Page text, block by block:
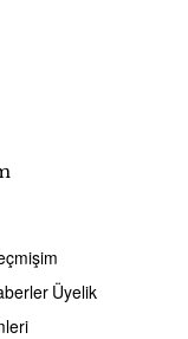
Üyelik